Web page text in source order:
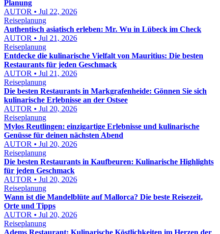
Planung
AUTOR • Jul 22, 2026
Reiseplanung
Authentisch asiatisch erleben: Mr. Wu in Lübeck im Check
AUTOR • Jul 21, 2026
Reiseplanung
Entdecke die kulinarische Vielfalt von Mauritius: Die besten
Restaurants für jeden Geschmack
AUTOR • Jul 21, 2026
Reiseplanung
Die besten Restaurants in Markgrafenheide: Gönnen Sie sich
kulinarische Erlebnisse an der Ostsee
AUTOR • Jul 20, 2026
Reiseplanung
Mylos Reutlingen: einzigartige Erlebnisse und kulinarische
Genüsse für deinen nächsten Abend
AUTOR • Jul 20, 2026
Reiseplanung
Die besten Restaurants in Kaufbeuren: Kulinarische Highlights
für jeden Geschmack
AUTOR • Jul 20, 2026
Reiseplanung
Wann ist die Mandelblüte auf Mallorca? Die beste Reisezeit,
Orte und Tipps
AUTOR • Jul 20, 2026
Reiseplanung
Adems Restaurant: Kulinarische Köstlichkeiten im Herzen der